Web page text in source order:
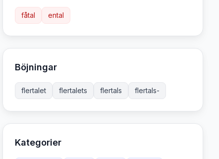
fåtal ental
Böjningar
flertalet flertalets flertals flertals-
Kategorier